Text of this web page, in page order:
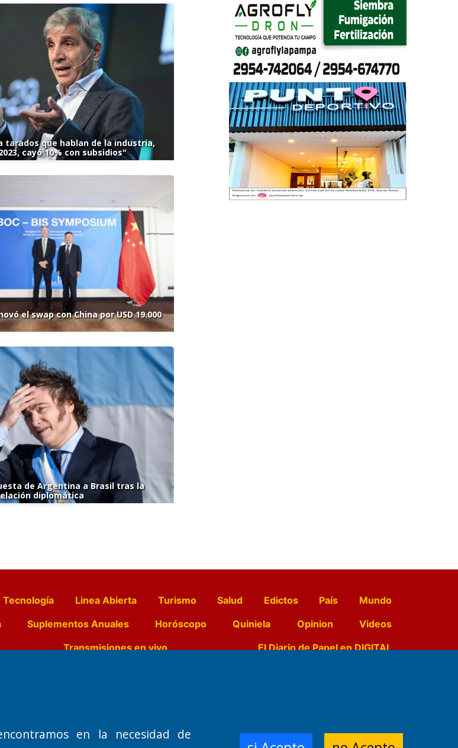
tarados que hablan de la industria,
cayó 10% con subsidios"
el swap con China por USD 19.000
de Argentina a Brasil tras la
diplomática
Tecnología Linea Abierta Turismo Salud Edictos País
Mundo
Suplementos Anuales Horóscopo Quiniela Opinion
Videos
Transmisiones en vivo El Diario de Papel en DIGITAL
Rosa, La Pampa.
de Registro DNDA:
Dr. Jorge Ricardo Nemesio
Redacción, Administración,
en la necesidad de